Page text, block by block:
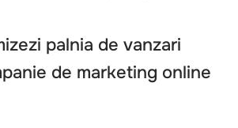
palnia de vanzari
de marketing online